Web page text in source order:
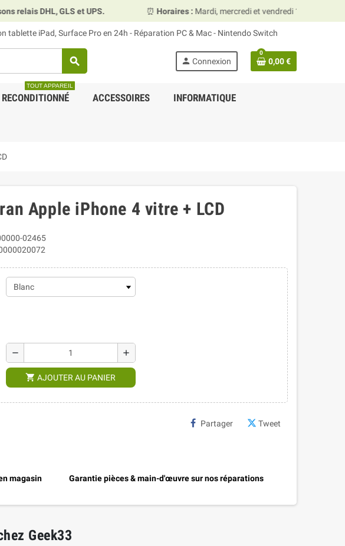
et UPS. ⏰Horaires : Mardi, mercredi et vendredi 10h00–13h30 &
iPad, Surface Pro en 24h - Réparation PC & Mac - Nintendo Switch
search person Connexion
0
0,00 €
RECONDITIONNÉ
TOUT APPAREIL
ACCESSOIRES INFORMATIQUE
Apple iPhone 4 vitre + LCD
02465
remove add
shopping_cart AJOUTER AU PANIER
Partager Tweet
magasin Garantie pièces & main-d'œuvre sur nos réparations
Geek33